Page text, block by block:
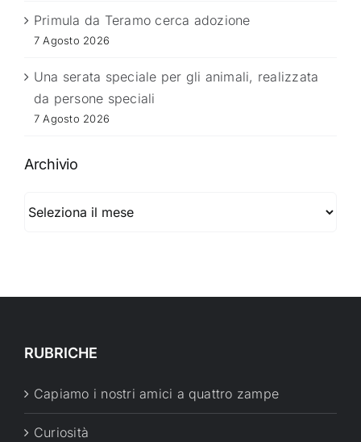
Primula da Teramo cerca adozione
7 Agosto 2026
Una serata speciale per gli animali, realizzata
da persone speciali
7 Agosto 2026
Archivio
RUBRICHE
Capiamo i nostri amici a quattro zampe
Curiosità